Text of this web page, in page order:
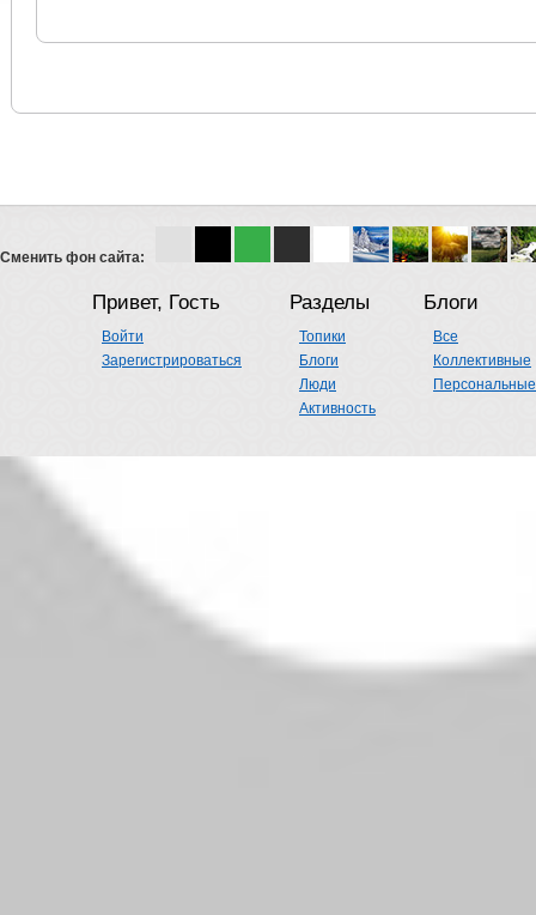
Сменить фон сайта:
Привет, Гость
Войти
Зарегистрироваться
Разделы
Топики
Блоги
Люди
Активность
Блоги
Все
Коллективные
Персональные